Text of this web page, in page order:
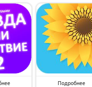
Подробнее